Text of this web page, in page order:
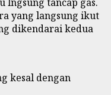
yang langsung ikut
dikendarai kedua
kesal dengan